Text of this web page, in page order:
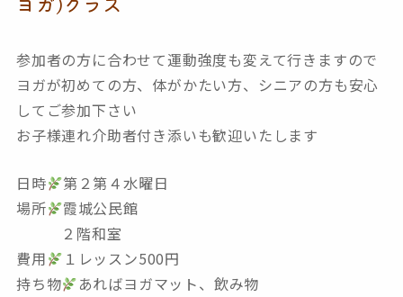
参加者の方に合わせて運動強度も変えて行きますので
ヨガが初めての方、 体がかたい方、シニアの方も安心
してご参加下さい
お子様連れ介助者付き添いも歓迎いたします
日時
第２第４水曜日
場所
霞城公民館
２階和室
費用
１レッスン500円
持ち物
あればヨガマット、飲み物